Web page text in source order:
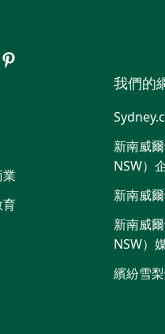
Pinterest
育
我們的
新南威
NSW）
新南威
新南威
NSW）
繽紛雪